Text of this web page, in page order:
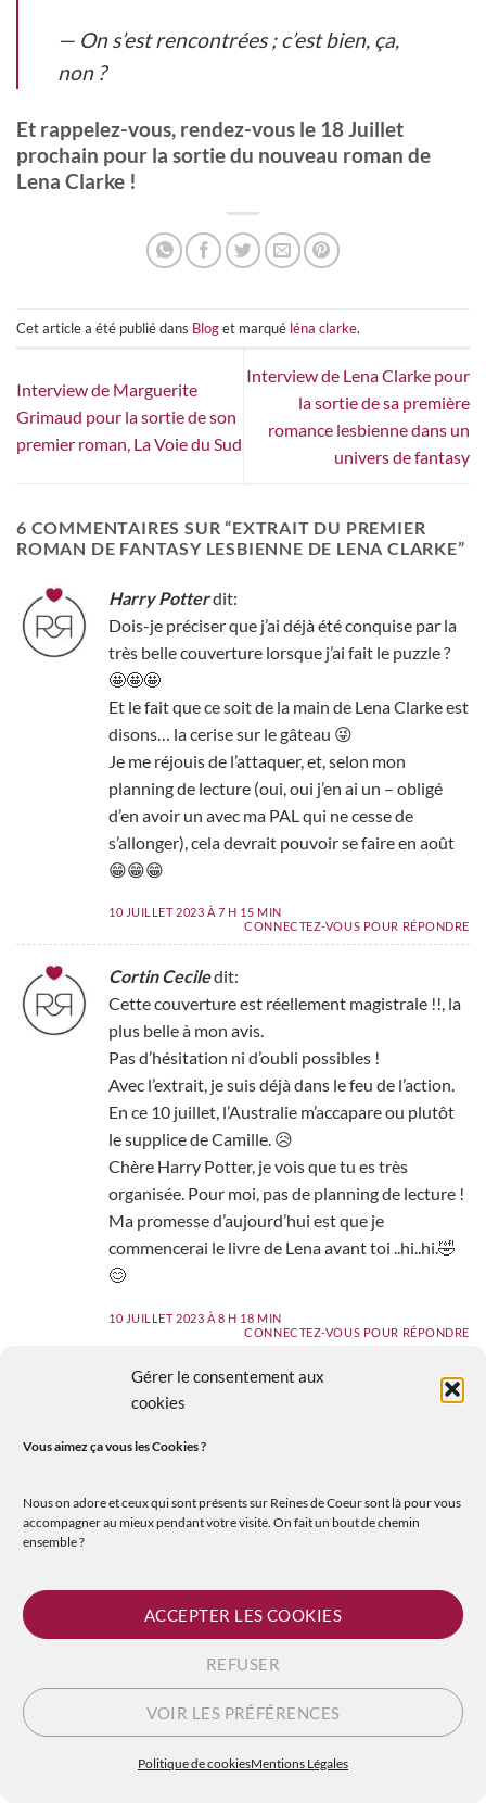
Gérer le consentement aux
cookies
Vous aimez ça vous lesCookies ?
Nous on adore et ceux qui sont présents sur Reines de Coeur sont là pour vous
accompagner au mieux pendant votre visite. On fait un bout de chemin
ensemble ?
ACCEPTER LES COOKIES
REFUSER
VOIR LES PRÉFÉRENCES
Politique de cookiesMentions Légales
— On s’est rencontrées ; c’est bien, ça,
non ?
Et rappelez-vous, rendez-vous le 18 Juillet
prochain pour la sortie du nouveau roman de
Lena Clarke !
Cet article a été publié dans Bloget marqué léna clarke.
Interview de Marguerite
Grimaud pour la sortie de son
premier roman, La Voie du Sud
Interview de Lena Clarke pour
la sortie de sa première
romance lesbienne dans un
univers de fantasy
6 COMMENTAIRES SUR “EXTRAIT DU PREMIER
ROMAN DE FANTASY LESBIENNE DE LENA CLARKE”
Harry Potterdit:
Dois-je préciser que j’ai déjà été conquise par la
très belle couverture lorsque j’ai fait le puzzle ?
🤩🤩🤩
Et le fait que ce soit de la main de Lena Clarke est
disons… la cerise sur le gâteau 😜
Je me réjouis de l’attaquer, et, selon mon
planning de lecture (oui, oui j’en ai un – obligé
d’en avoir un avec ma PAL qui ne cesse de
s’allonger), cela devrait pouvoir se faire en août
😁😁😁
10 JUILLET 2023 À 7 H 15 MIN
CONNECTEZ-VOUS POUR RÉPONDRE
Cortin Ceciledit:
Cette couverture est réellement magistrale !!, la
plus belle à mon avis.
Pas d’hésitation ni d’oubli possibles !
Avec l’extrait, je suis déjà dans le feu de l’action.
En ce 10 juillet, l’Australie m’accapare ou plutôt
le supplice de Camille. 😥
Chère Harry Potter, je vois que tu es très
organisée. Pour moi, pas de planning de lecture !
Ma promesse d’aujourd’hui est que je
commencerai le livre de Lena avant toi ..hi..hi.🤣
😊
10 JUILLET 2023 À 8 H 18 MIN
CONNECTEZ-VOUS POUR RÉPONDRE
Harry Potter
Très belle lecture à toi et que ton plaisir
10 JUILLET 2023 À 15 H 44 MIN
Beaucoup de plaisir et d’émotions
conquise par la force de cette
romance 😉🥰